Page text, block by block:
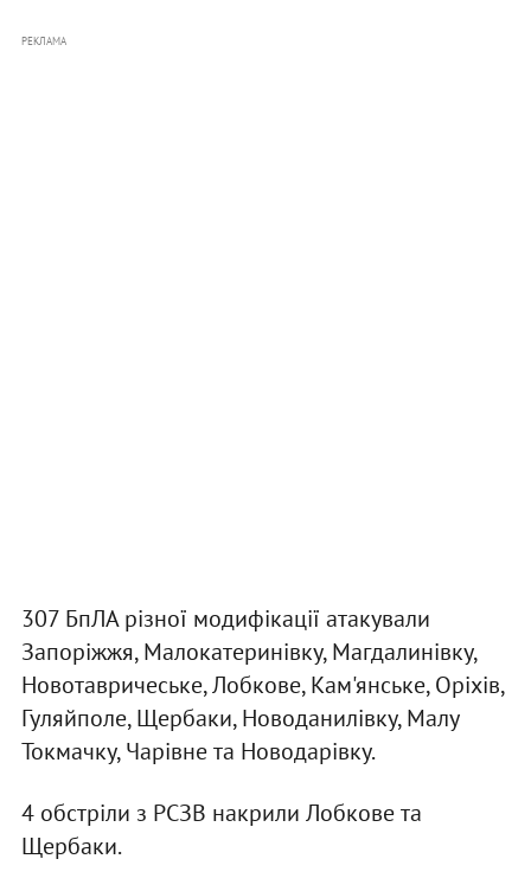
РЕКЛАМА
307 БпЛА різної модифікації атакували
Запоріжжя, Малокатеринівку, Магдалинівку,
Новотавричеське, Лобкове, Кам'янське, Оріхів,
Гуляйполе, Щербаки, Новоданилівку, Малу
Токмачку, Чарівне та Новодарівку.
4 обстріли з РСЗВ накрили Лобкове та
Щербаки.